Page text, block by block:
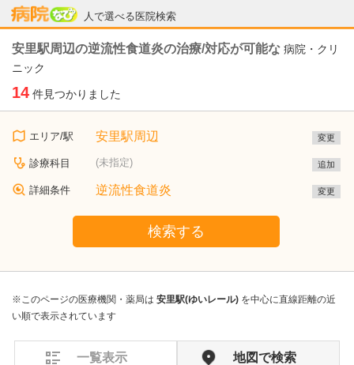
人で選べる医院検索
病院なび
安里駅周辺の逆流性食道炎の治療/対応が可能な 病院・クリ
ニック
14 件見つかりました
エリア/駅 安里駅周辺 変更
診療科目 (未指定) 追加
詳細条件 逆流性食道炎 変更
検索する
※このページの医療機関・薬局は 安里駅(ゆいレール) を中心に直線距離の近
い順で表示されています
一覧表示 地図で検索